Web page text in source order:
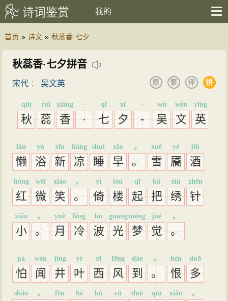
诗词鉴赏 我的
首页 » 诗文 » 秋蕊香·七夕
秋蕊香·七夕拼音
宋代 ：吴文英 拼
译
繁
原
秋
qiū
蕊
ruǐ
香
xiāng
·
·
七
qī
夕
xī
-
-
吴
wú
文
wén
英
yīng
懒
lǎn
浴
yù
新
xīn
凉
liáng
睡
shuì
早
zǎo
。
。
雪
xuě
靥
yè
酒
jiǔ
红
hóng
微
wēi
笑
xiào
。
。
倚
yǐ
楼
lóu
起
qǐ
把
bǎ
绣
xiù
针
zhēn
小
xiǎo
。
。
月
yuè
冷
lěng
波
bō
光
guāng
梦
mèng
觉
jué
。
。
怕
pà
闻
wén
井
jǐng
叶
yè
西
xī
风
fēng
到
dào
。
。
恨
hèn
多
duō
shǎo 。 fěn hé bù yǔ duò qiū xiǎo 。